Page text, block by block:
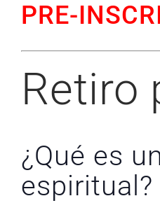
PRE-
Retiro
¿Qué es
espiritual?